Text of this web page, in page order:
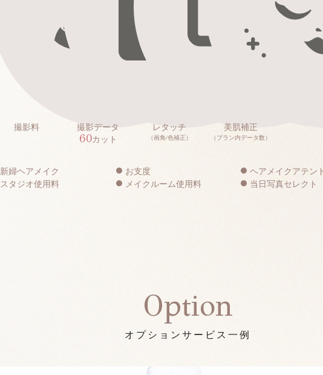
撮影料 撮影データ
60カット
レタッチ
（画角/色補正）
美肌補正
（プラン内データ数）
新婦ヘアメイク お支度
ヘアメイクアテン
スタジオ使用料
メイクルーム使用料 当日写真セレクト
Option
オプションサービス一例